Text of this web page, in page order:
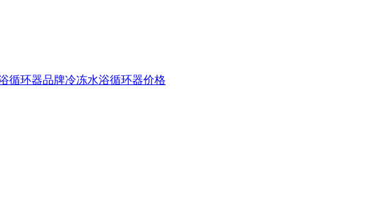
循环器品牌冷冻水浴循环器价格